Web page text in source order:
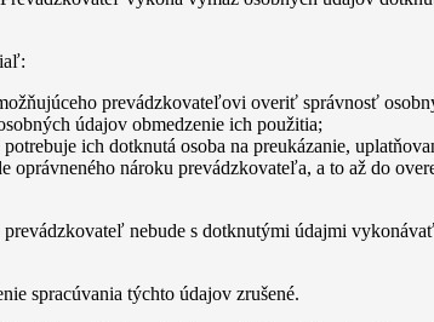
prevádzkovateľovi overiť správnosť
údajov obmedzenie ich použitia;
ich dotknutá osoba na preukázanie,
oprávneného nároku prevádzkovateľa, a to až do
nebude s dotknutými údajmi
spracúvania týchto údajov zrušené.